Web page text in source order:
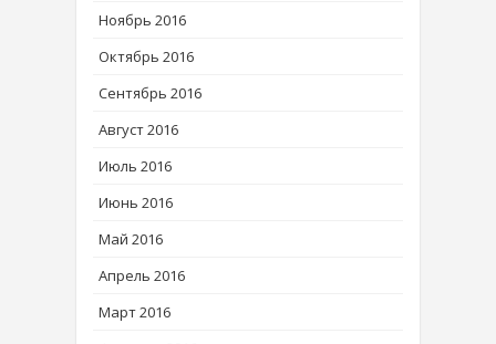
Ноябрь 2016
Октябрь 2016
Сентябрь 2016
Август 2016
Июль 2016
Июнь 2016
Май 2016
Апрель 2016
Март 2016